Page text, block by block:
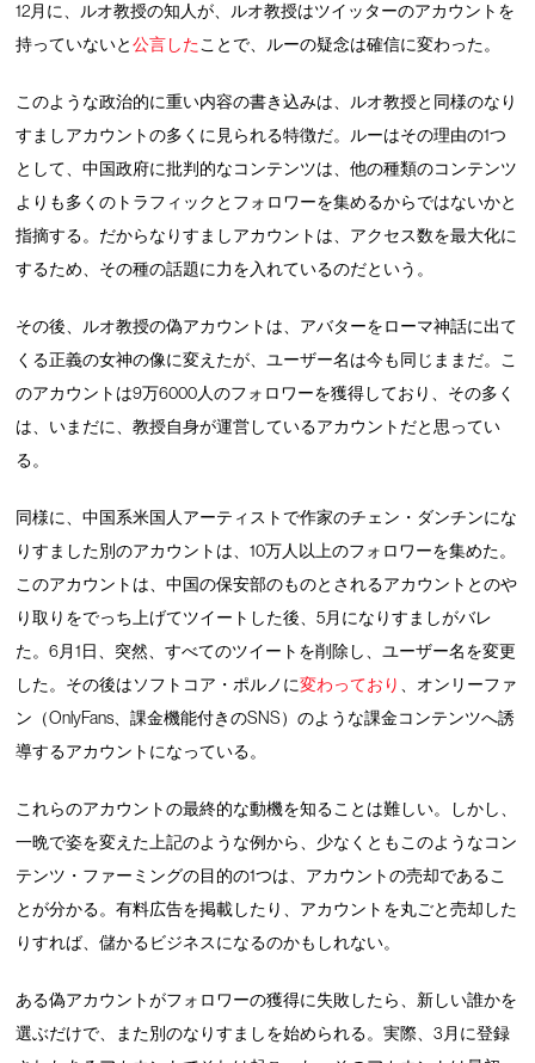
12月に、ルオ教授の知人が、ルオ教授はツイッターのアカウントを
持っていないと公言したことで、ルーの疑念は確信に変わった。
このような政治的に重い内容の書き込みは、ルオ教授と同様のなり
すましアカウントの多くに見られる特徴だ。ルーはその理由の1つ
として、中国政府に批判的なコンテンツは、他の種類のコンテンツ
よりも多くのトラフィックとフォロワーを集めるからではないかと
指摘する。だからなりすましアカウントは、アクセス数を最大化に
するため、その種の話題に力を入れているのだという。
その後、ルオ教授の偽アカウントは、アバターをローマ神話に出て
くる正義の女神の像に変えたが、ユーザー名は今も同じままだ。こ
のアカウントは9万6000人のフォロワーを獲得しており、その多く
は、いまだに、教授自身が運営しているアカウントだと思ってい
る。
同様に、中国系米国人アーティストで作家のチェン・ダンチンにな
りすました別のアカウントは、10万人以上のフォロワーを集めた。
このアカウントは、中国の保安部のものとされるアカウントとのや
り取りをでっち上げてツイートした後、5月になりすましがバレ
た。6月1日、突然、すべてのツイートを削除し、ユーザー名を変更
した。その後はソフトコア・ポルノに変わっており
、オンリーファ
ン（OnlyFans、課金機能付きのSNS）のような課金コンテンツへ誘
導するアカウントになっている。
これらのアカウントの最終的な動機を知ることは難しい。しかし、
一晩で姿を変えた上記のような例から、少なくともこのようなコン
テンツ・ファーミングの目的の1つは、アカウントの売却であるこ
とが分かる。有料広告を掲載したり、アカウントを丸ごと売却した
りすれば、儲かるビジネスになるのかもしれない。
ある偽アカウントがフォロワーの獲得に失敗したら、新しい誰かを
選ぶだけで、また別のなりすましを始められる。実際、3月に登録